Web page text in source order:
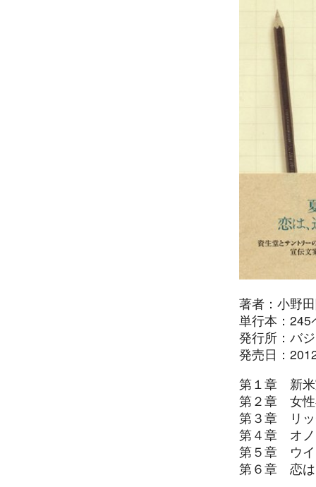
著者：小野
単行本：245
発行所：バ
発売日：
第１章 新米
第２章 女性
第３章 リッ
第４章 オノ
第５章 ウイ
第６章 恋は